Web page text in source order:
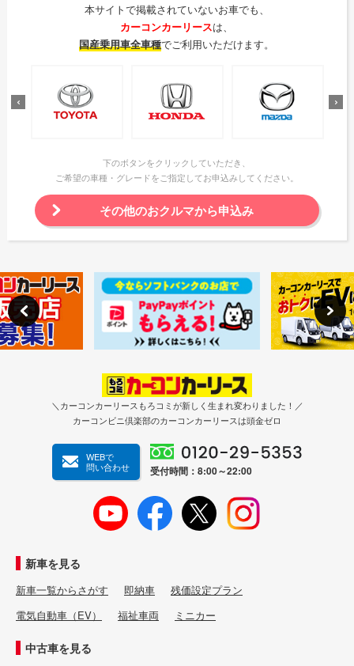
本サイトで掲載されていないお車でも、
カーコンカーリースは、
国産乗用車全車種でご利用いただけます。
下のボタンをクリックしていただき、
ご希望の車種・グレードをご指定してお申込みしてください。
その他のおクルマから申込み
＼カーコンカーリースもろコミが新しく生まれ変わりました！／
カーコンビニ倶楽部のカーコンカーリースは頭金ゼロ
WEBで
問い合わせ
受付時間：8:00～22:00
新車を見る
新車一覧からさがす 即納車
残価設定プラン
電気自動車（EV）
福祉車両 ミニカー
中古車を見る